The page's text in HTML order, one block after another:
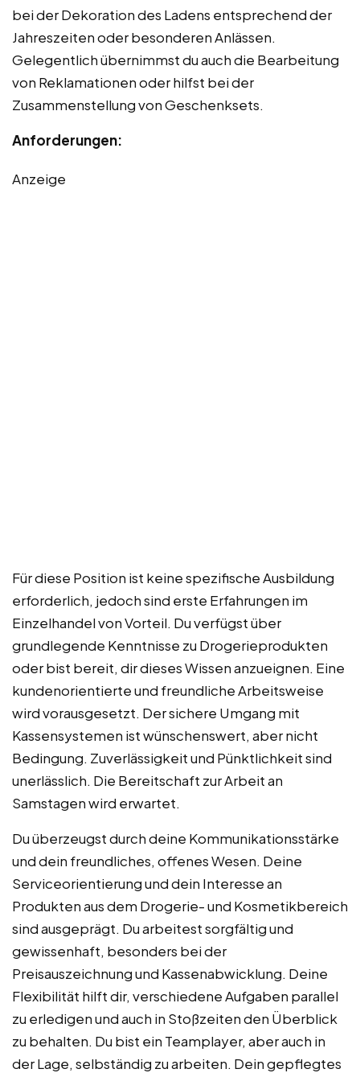
bei der Dekoration des Ladens entsprechend der
Jahreszeiten oder besonderen Anlässen.
Gelegentlich übernimmst du auch die Bearbeitung
von Reklamationen oder hilfst bei der
Zusammenstellung von Geschenksets.
Anforderungen:
Anzeige
Für diese Position ist keine spezifische Ausbildung
erforderlich, jedoch sind erste Erfahrungen im
Einzelhandel von Vorteil. Du verfügst über
grundlegende Kenntnisse zu Drogerieprodukten
oder bist bereit, dir dieses Wissen anzueignen. Eine
kundenorientierte und freundliche Arbeitsweise
wird vorausgesetzt. Der sichere Umgang mit
Kassensystemen ist wünschenswert, aber nicht
Bedingung. Zuverlässigkeit und Pünktlichkeit sind
unerlässlich. Die Bereitschaft zur Arbeit an
Samstagen wird erwartet.
Du überzeugst durch deine Kommunikationsstärke
und dein freundliches, offenes Wesen. Deine
Serviceorientierung und dein Interesse an
Produkten aus dem Drogerie- und Kosmetikbereich
sind ausgeprägt. Du arbeitest sorgfältig und
gewissenhaft, besonders bei der
Preisauszeichnung und Kassenabwicklung. Deine
Flexibilität hilft dir, verschiedene Aufgaben parallel
zu erledigen und auch in Stoßzeiten den Überblick
zu behalten. Du bist ein Teamplayer, aber auch in
der Lage, selbständig zu arbeiten. Dein gepflegtes